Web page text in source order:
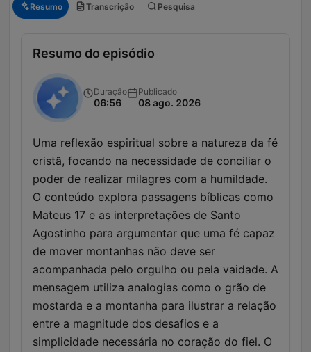
Resumo Transcrição Pesquisa
Resumo do episódio
Duração
06:56
Publicado
08 ago. 2026
Uma reflexão espiritual sobre a natureza da fé
cristã, focando na necessidade de conciliar o
poder de realizar milagres com a humildade.
O conteúdo explora passagens bíblicas como
Mateus 17 e as interpretações de Santo
Agostinho para argumentar que uma fé capaz
de mover montanhas não deve ser
acompanhada pelo orgulho ou pela vaidade. A
mensagem utiliza analogias como o grão de
mostarda e a montanha para ilustrar a relação
entre a magnitude dos desafios e a
simplicidade necessária no coração do fiel. O